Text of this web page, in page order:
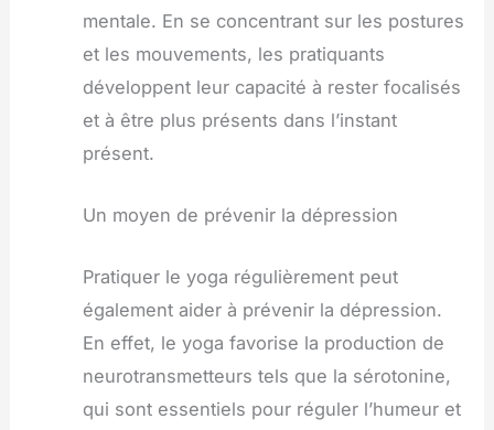
mentale. En se concentrant sur les postures
et les mouvements, les pratiquants
développent leur capacité à rester focalisés
et à être plus présents dans l’instant
présent.
Un moyen de prévenir la dépression
Pratiquer le yoga régulièrement peut
également aider à prévenir la dépression.
En effet, le yoga favorise la production de
neurotransmetteurs tels que la sérotonine,
qui sont essentiels pour réguler l’humeur et